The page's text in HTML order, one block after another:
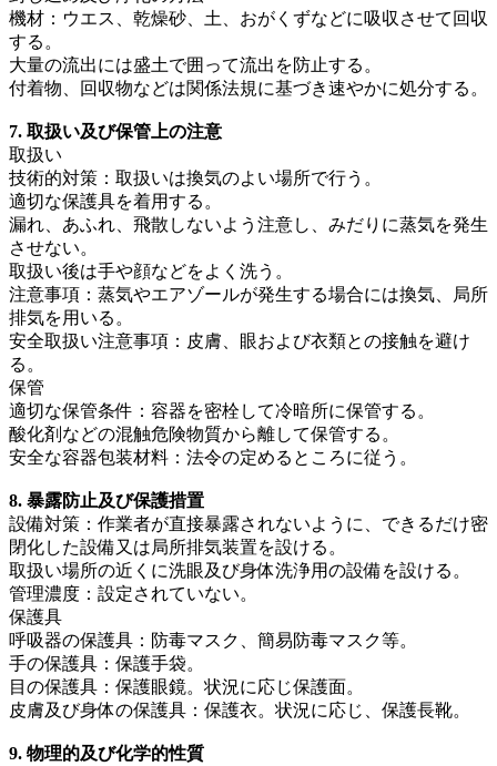
機材：ウエス、乾燥砂、土、おがくずなどに吸収させて回収
する。
大量の流出には盛土で囲って流出を防止する。
付着物、回収物などは関係法規に基づき速やかに処分する。
7. 取扱い及び保管上の注意
取扱い
技術的対策：取扱いは換気のよい場所で行う。
適切な保護具を着用する。
漏れ、あふれ、飛散しないよう注意し、みだりに蒸気を発生
させない。
取扱い後は手や顔などをよく洗う。
注意事項：蒸気やエアゾールが発生する場合には換気、局所
排気を用いる。
安全取扱い注意事項：皮膚、眼および衣類との接触を避け
る。
保管
適切な保管条件：容器を密栓して冷暗所に保管する。
酸化剤などの混触危険物質から離して保管する。
安全な容器包装材料：法令の定めるところに従う。
8. 暴露防止及び保護措置
設備対策：作業者が直接暴露されないように、できるだけ密
閉化した設備又は局所排気装置を設ける。
取扱い場所の近くに洗眼及び身体洗浄用の設備を設ける。
管理濃度：設定されていない。
保護具
呼吸器の保護具：防毒マスク、簡易防毒マスク等。
手の保護具：保護手袋。
目の保護具：保護眼鏡。状況に応じ保護面。
皮膚及び身体の保護具：保護衣。状況に応じ、保護長靴。
9. 物理的及び化学的性質